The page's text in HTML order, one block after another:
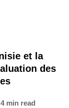
et la
des
4 min read